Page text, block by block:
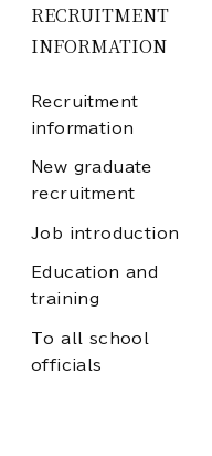
RECRUITMENT
INFORMATION
Recruitment
information
New graduate
recruitment
Job introduction
Education and
training
To all school
officials